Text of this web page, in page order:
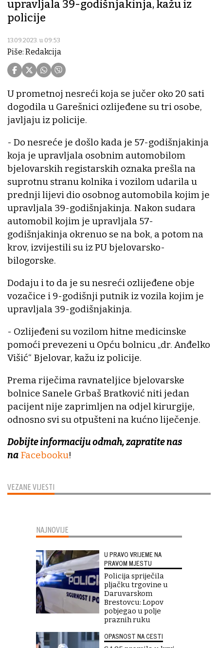
upravljala 39-godišnjakinja, kažu iz
policije
13.09.2023. u 09:53
Piše: Redakcija
VEZANE VIJESTI
U prometnoj nesreći koja se jučer oko 20 sati
dogodila u Garešnici ozlijeđene su tri osobe,
javljaju iz policije.
- Do nesreće je došlo kada je 57-godišnjakinja
koja je upravljala osobnim automobilom
bjelovarskih registarskih oznaka prešla na
suprotnu stranu kolnika i vozilom udarila u
prednji lijevi dio osobnog automobila kojim je
upravljala 39-godišnjakinja. Nakon sudara
automobil kojim je upravljala 57-
godišnjakinja okrenuo se na bok, a potom na
krov, izvijestili su iz PU bjelovarsko-
bilogorske.
Dodaju i to da je su nesreći ozlijeđene obje
vozačice i 9-godišnji putnik iz vozila kojim je
upravljala 39-godišnjakinja.
- Ozlijeđeni su vozilom hitne medicinske
pomoći prevezeni u Opću bolnicu „dr. Anđelko
Višić“ Bjelovar, kažu iz policije.
Prema riječima ravnateljice bjelovarske
bolnice Sanele Grbaš Bratković niti jedan
pacijent nije zaprimljen na odjel kirurgije,
odnosno svi su otpušteni na kućno liječenje.
Dobijte informaciju odmah, zapratite nas
na Facebooku!
NAJNOVIJE
U PRAVO VRIJEME NA
PRAVOM MJESTU
Policija spriječila
pljačku trgovine u
Daruvarskom
Brestovcu: Lopov
pobjegao u polje
praznih ruku
OPASNOST NA CESTI